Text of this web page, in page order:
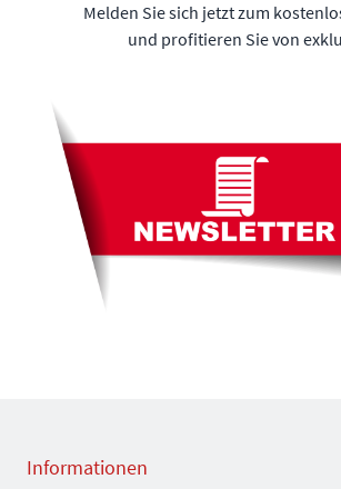
Melden Sie sich jetzt zum
und profitieren Sie von
Informationen